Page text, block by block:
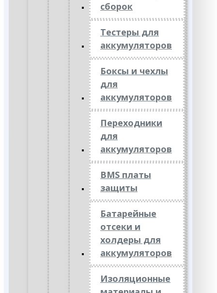
сборок
Тестеры для
аккумуляторов
Боксы и чехлы
для
аккумуляторов
Переходники
для
аккумуляторов
BMS платы
защиты
Батарейные
отсеки и
холдеры для
аккумуляторов
Изоляционные